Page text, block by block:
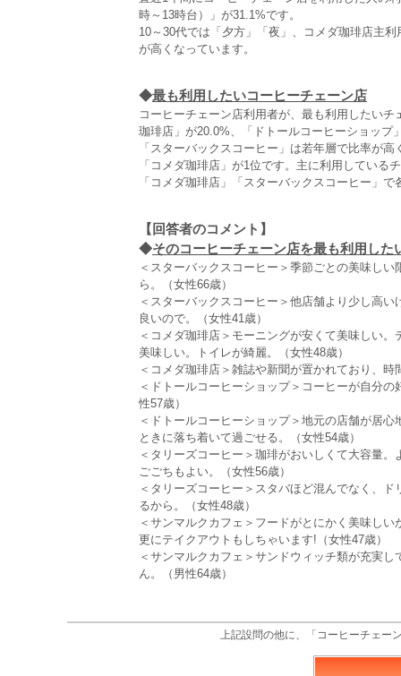
時～13時台）」が31.1%です。
10～30代では「夕方」「夜」、コメダ珈琲店主
が高くなっています。
◆最も利用したいコーヒーチェーン店
コーヒーチェーン店利用者が、最も利用したい
珈琲店」が20.0%、「ドトールコーヒーショップ
「スターバックスコーヒー」は若年層で比率が
「コメダ珈琲店」が1位です。主に利用している
「コメダ珈琲店」「スターバックスコーヒー」
【回答者のコメント】
◆そのコーヒーチェーン店を最も利用した
＜スターバックスコーヒー＞季節ごとの美味し
ら。（女性66歳）
＜スターバックスコーヒー＞他店舗より少し高
良いので。（女性41歳）
＜コメダ珈琲店＞モーニングが安くて美味しい
美味しい。トイレが綺麗。（女性48歳）
＜コメダ珈琲店＞雑誌や新聞が置かれており、
＜ドトールコーヒーショップ＞コーヒーが自分
性57歳）
＜ドトールコーヒーショップ＞地元の店舗が居
ときに落ち着いて過ごせる。（女性54歳）
＜タリーズコーヒー＞珈琲がおいしくて大容量
ごごちもよい。（女性56歳）
＜タリーズコーヒー＞スタバほど混んでなく、
るから。（女性48歳）
＜サンマルクカフェ＞フードがとにかく美味し
更にテイクアウトもしちゃいます!（女性47歳）
＜サンマルクカフェ＞サンドウィッチ類が充実
ん。（男性64歳）
上記設問の他に、「コーヒーチェー